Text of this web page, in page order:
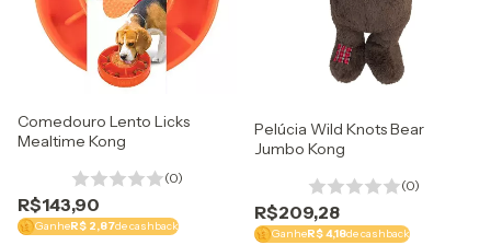
Comedouro Lento Licks
Mealtime Kong
(0)
R$143,90
GanheR$ 2,87de cashback
Pelúcia Wild Knots Bear
Jumbo Kong
(0)
R$209,28
GanheR$ 4,18de cashback